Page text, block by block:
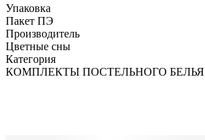
Упаковка
Пакет ПЭ
Производитель
Цветные сны
Категория
КОМПЛЕКТЫ ПОСТЕЛЬНОГО БЕЛЬЯ